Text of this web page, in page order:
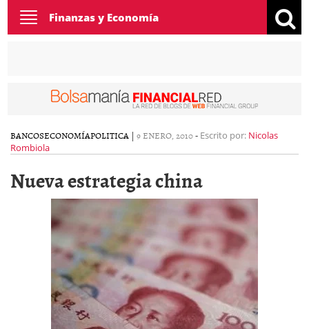
Toggle
navigation
Finanzas y Economía
BANCOSECONOMÍAPOLITICA | 9 ENERO, 2010- Escrito por: Nicolas
Rombiola
Nueva estrategia china